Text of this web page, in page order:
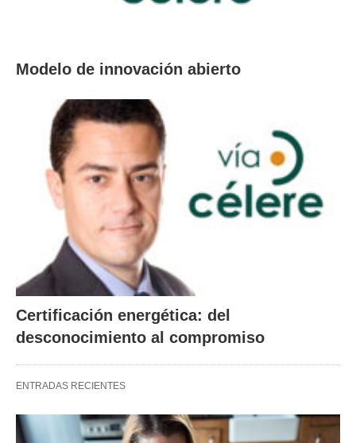
Modelo de innovación abierto
Certificación energética: del
desconocimiento al compromiso
ENTRADAS RECIENTES